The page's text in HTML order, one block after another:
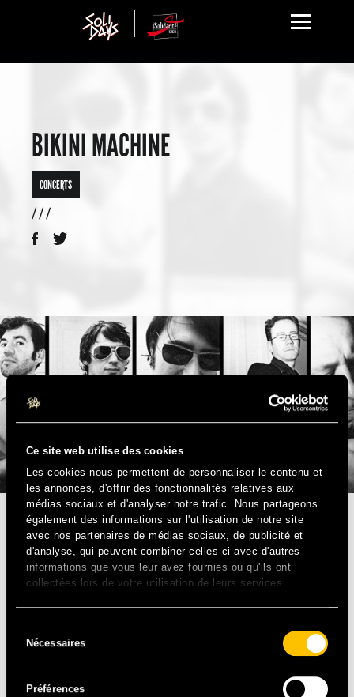
Ce site web utilise des cookies
Les cookies nous permettent de personnaliser le contenu et
les annonces, d'offrir des fonctionnalités relatives aux
médias sociaux et d'analyser notre trafic. Nous partageons
également des informations sur l'utilisation de notre site
avec nos partenaires de médias sociaux, de publicité et
d'analyse, qui peuvent combiner celles-ci avec d'autres
informations que vous leur avez fournies ou qu'ils ont
collectées lors de votre utilisation de leurs services.
duNécessaires
Préférences
BIKINI MACHINE
CONCERTS
/ / /
ROCK – FR
Il ne faudra pas plus de trois mesures à l’écoute de ces
cinq rennais pour que le public de Solidays ne parte en
vrombissante, les claviers ont une sonorité d’orgue
Hammond, la batterie cogne, le chant est hargneux… Si
électroniques, on obtient une sorte de bombe sonore ultra